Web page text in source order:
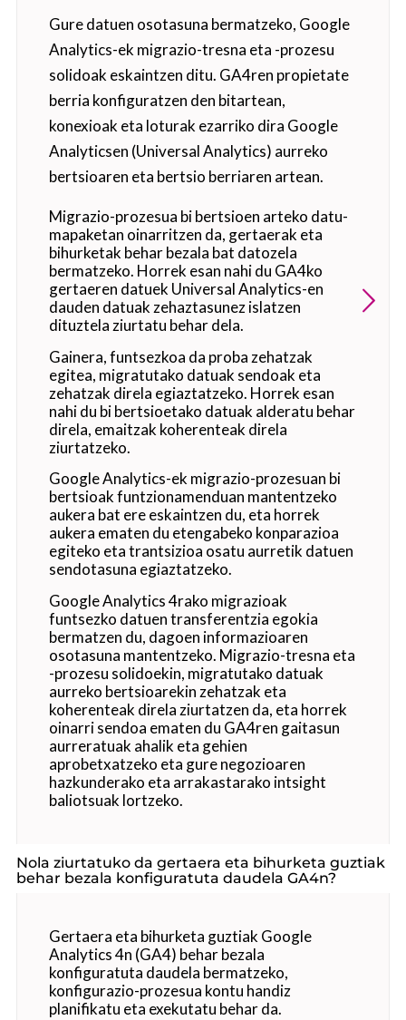
Gure datuen osotasuna bermatzeko, Google
Analytics-ek migrazio-tresna eta -prozesu
solidoak eskaintzen ditu. GA4ren propietate
berria konfiguratzen den bitartean,
konexioak eta loturak ezarriko dira Google
Analyticsen (Universal Analytics) aurreko
bertsioaren eta bertsio berriaren artean.
Migrazio-prozesua bi bertsioen arteko datu-
mapaketan oinarritzen da, gertaerak eta
bihurketak behar bezala bat datozela
bermatzeko. Horrek esan nahi du GA4ko
gertaeren datuek Universal Analytics-en
dauden datuak zehaztasunez islatzen
dituztela ziurtatu behar dela.
Gainera, funtsezkoa da proba zehatzak
egitea, migratutako datuak sendoak eta
zehatzak direla egiaztatzeko. Horrek esan
nahi du bi bertsioetako datuak alderatu behar
direla, emaitzak koherenteak direla
ziurtatzeko.
Google Analytics-ek migrazio-prozesuan bi
bertsioak funtzionamenduan mantentzeko
aukera bat ere eskaintzen du, eta horrek
aukera ematen du etengabeko konparazioa
egiteko eta trantsizioa osatu aurretik datuen
sendotasuna egiaztatzeko.
Google Analytics 4rako migrazioak
funtsezko datuen transferentzia egokia
bermatzen du, dagoen informazioaren
osotasuna mantentzeko. Migrazio-tresna eta
-prozesu solidoekin, migratutako datuak
aurreko bertsioarekin zehatzak eta
koherenteak direla ziurtatzen da, eta horrek
oinarri sendoa ematen du GA4ren gaitasun
aurreratuak ahalik eta gehien
aprobetxatzeko eta gure negozioaren
hazkunderako eta arrakastarako intsight
baliotsuak lortzeko.
Nola ziurtatuko da gertaera eta bihurketa guztiak
behar bezala konfiguratuta daudela GA4n?
Gertaera eta bihurketa guztiak Google
Analytics 4n (GA4) behar bezala
konfiguratuta daudela bermatzeko,
konfigurazio-prozesua kontu handiz
planifikatu eta exekutatu behar da.